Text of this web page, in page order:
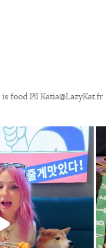
food 💌 Katia@LazyKat.fr